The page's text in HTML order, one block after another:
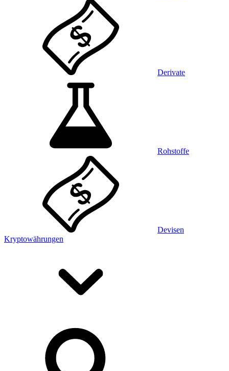
Derivate
Rohstoffe
Devisen
Kryptowährungen